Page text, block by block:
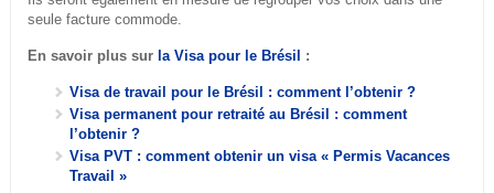
seule facture commode.
En savoir plus sur la Visa pour le Brésil :
Visa de travail pour le Brésil : comment l’obtenir ?
Visa permanent pour retraité au Brésil : comment
l’obtenir ?
Visa PVT : comment obtenir un visa « Permis Vacances
Travail »